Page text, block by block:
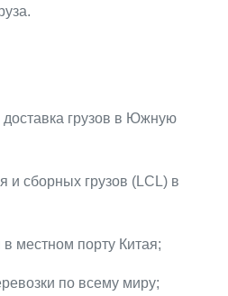
грузов в Южную
и сборных грузов (LCL) в
местном порту Китая;
по всему миру;